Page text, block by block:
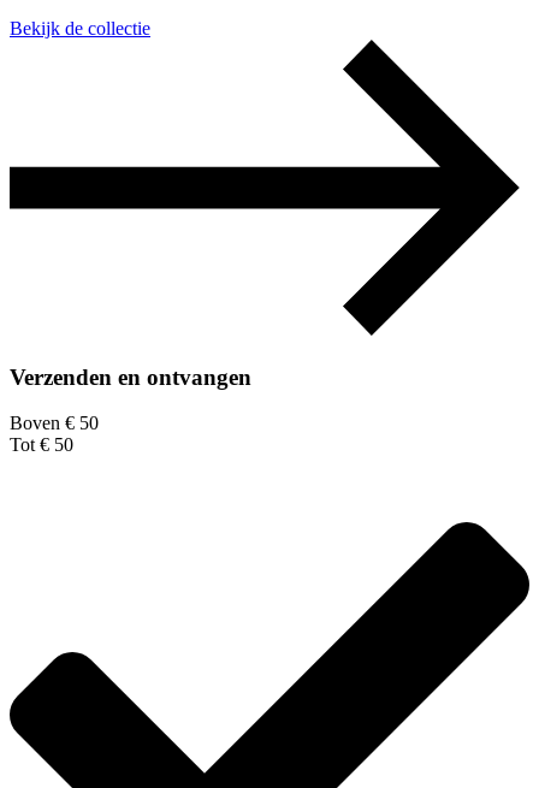
Bekijk de collectie
Verzenden en ontvangen
Boven € 50
Tot € 50